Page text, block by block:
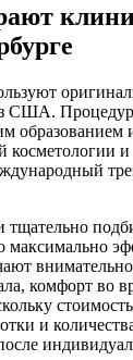
США.
образованием
косметологии
комфорт во
и